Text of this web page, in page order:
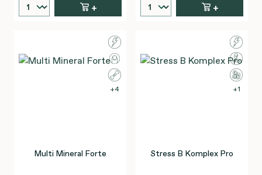
+ +
4
Multi Mineral Forte
1
Stress B Komplex Pro